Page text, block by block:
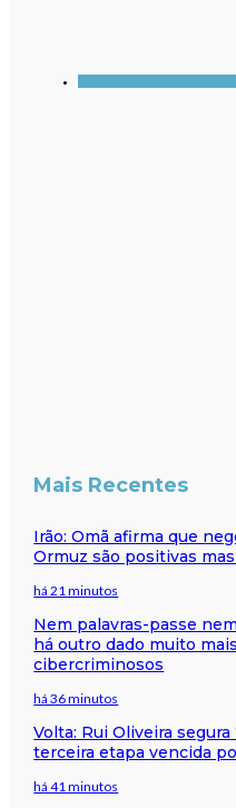
Mais Recentes
Irão: Omã afirma que
Ormuz são positivas
há 21 minutos
Nem palavras-passe
há outro dado muito
cibercriminosos
há 36 minutos
Volta: Rui Oliveira segura
terceira etapa vencida
há 41 minutos